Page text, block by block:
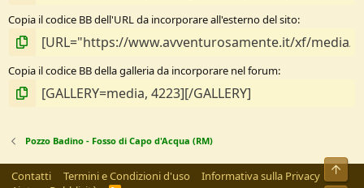
Copia il codice BB dell'URL da incorporare all'esterno del sito
Copia il codice BB della galleria da incorporare nel forum
Pozzo Badino - Fosso di Capo d'Acqua (RM)
Contatti Termini e Condizioni d'uso
Informativa sulla Privacy
Alto